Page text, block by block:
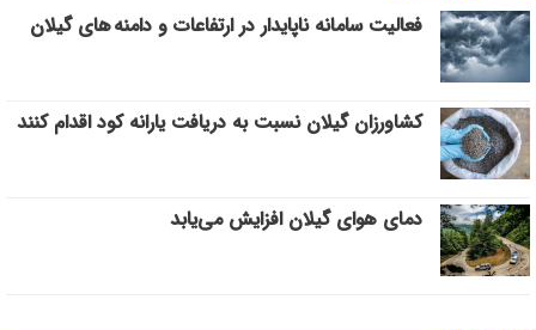
فعالیت سامانه ناپایدار در ارتفاعات و دامنه های گیلان
کشاورزان گیلان نسبت به دریافت یارانه کود اقدام کنند
دمای هوای گیلان افزایش می‌یابد